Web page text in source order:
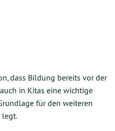
dass Bildung bereits vor der
in Kitas eine wichtige
für den weiteren
legt.